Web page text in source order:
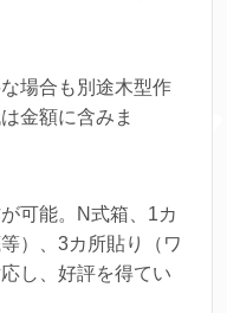
場合も別途木型作
金額に含みま
可能。N式箱、1カ
）、3カ所貼り（ワ
し、好評を得てい